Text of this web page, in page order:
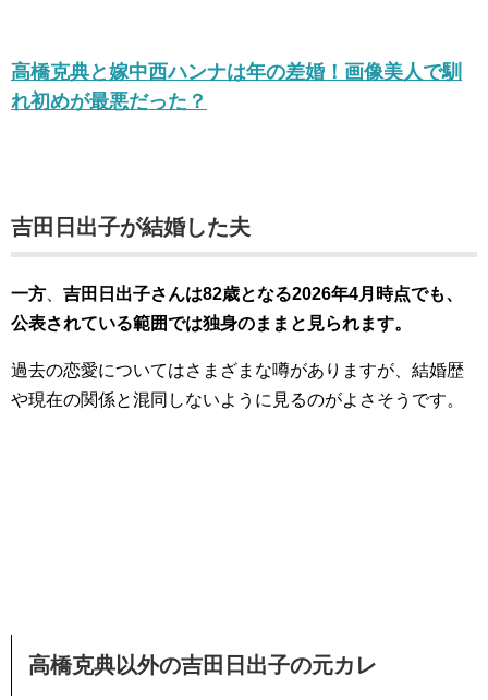
高橋克典と嫁中西ハンナは年の差婚！画像美人で馴
れ初めが最悪だった？
吉田日出子が結婚した夫
一方
吉田日出子さんは82歳となる2026年4月時点でも、
公表されている範囲では独身のままと見られます。
過去の恋愛についてはさまざまな噂がありますが、結婚歴
や現在の関係と混同しないように見るのがよさそうです。
高橋克典以外の吉田日出子の元カレ